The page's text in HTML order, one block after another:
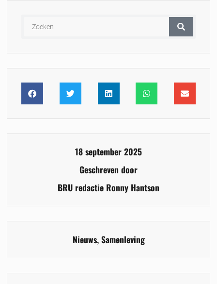
18 september 2025
Geschreven door
BRU redactie Ronny Hantson
Nieuws,Samenleving